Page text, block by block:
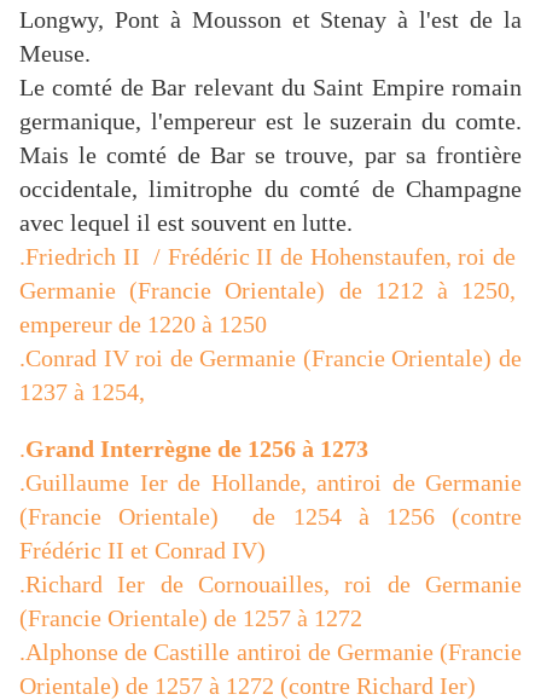
Longwy, Pont à Mousson et Stenay à l'est de la
Meuse.
Le comté de Bar relevant du Saint Empire romain
germanique, l'empereur est le suzerain du comte.
Mais le comté de Bar se trouve, par sa frontière
occidentale, limitrophe du comté de Champagne
avec lequel il est souvent en lutte.
.Friedrich II / Frédéric II de Hohenstaufen, roi de
Germanie (Francie Orientale) de 1212 à 1250,
empereur de 1220 à 1250
.Conrad IV roi de Germanie (Francie Orientale) de
1237 à 1254,
.Grand Interrègne de 1256 à 1273
.Guillaume Ier de Hollande, antiroi de Germanie
(Francie Orientale) de 1254 à 1256 (contre
Frédéric II et Conrad IV)
.Richard Ier de Cornouailles, roi de Germanie
(Francie Orientale) de 1257 à 1272
.Alphonse de Castille antiroi de Germanie (Francie
Orientale) de 1257 à 1272 (contre Richard Ier)